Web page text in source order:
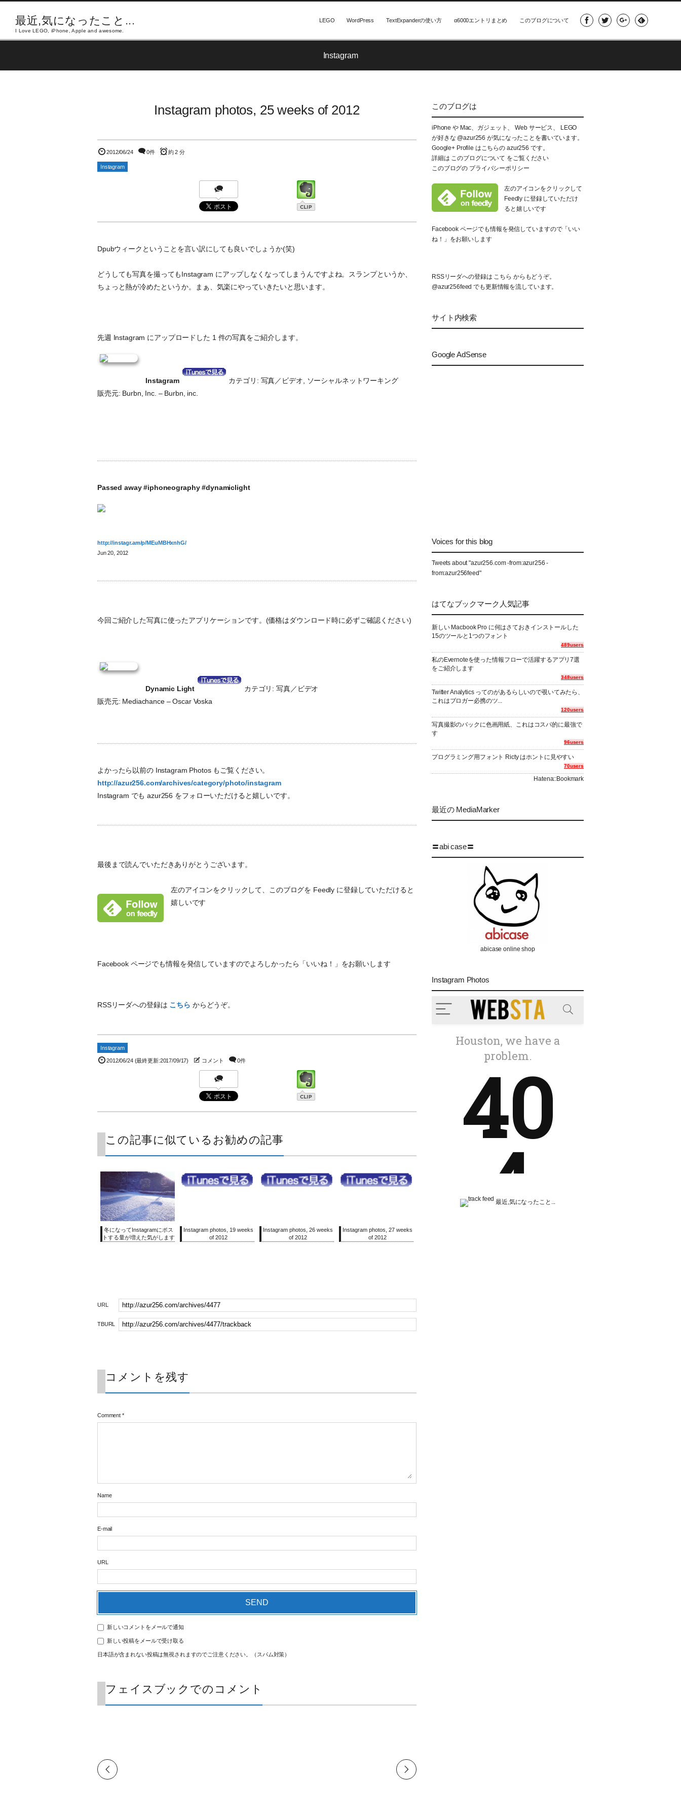
最近,気になったこと...
I Love LEGO, iPhone, Apple and awesome.
LEGO WordPress TextExpanderの使い方 α6000エントリまとめ このブログについて
Instagram
Instagram photos, 25 weeks of 2012
2012/06/24 0件 約 2 分
Instagram
Dpubウィークということを言い訳にしても良いでしょうか(笑)
どうしても写真を撮ってもInstagram にアップしなくなってしまうんですよね。スランプというか、
ちょっと熱が冷めたというか。まぁ、気楽にやっていきたいと思います。
先週 Instagram にアップロードした 1 件の写真をご紹介します。
Instagram
カテゴリ: 写真／ビデオ, ソーシャルネットワーキング
販売元: Burbn, Inc. – Burbn, inc.
Passed away #iphoneography #dynamiclight
http://instagr.am/p/MEuMBHxnhG/
Jun 20, 2012
今回ご紹介した写真に使ったアプリケーションです。(価格はダウンロード時に必ずご確認ください)
Dynamic Light
カテゴリ: 写真／ビデオ
販売元: Mediachance – Oscar Voska
よかったら以前の Instagram Photos もご覧ください。
http://azur256.com/archives/category/photo/instagram
Instagram でも azur256 をフォローいただけると嬉しいです。
最後まで読んでいただきありがとうございます。
左のアイコンをクリックして、このブログを Feedly に登録していただけると
嬉しいです
Facebook ページでも情報を発信していますのでよろしかったら「いいね！」をお願いします
RSSリーダへの登録は こちら からどうぞ。
Instagram
2012/06/24(最終更新:2017/09/17) コメント 0件
この記事に似ているお勧めの記事
冬になってInstagramにポス
トする量が増えた気がします
Instagram photos, 19 weeks
of 2012
Instagram photos, 26 weeks
of 2012
Instagram photos, 27 weeks
of 2012
URL
TBURL
コメントを残す
Comment *
Name
E-mail
URL
新しいコメントをメールで通知
新しい投稿をメールで受け取る
日本語が含まれない投稿は無視されますのでご注意ください。（スパム対策）
フェイスブックでのコメント
このブログは
iPhone や Mac、ガジェット、 Web サービス、 LEGO
が好きな @azur256 が気になったことを書いています。
Google+ Profile はこちらの azur256 です。
詳細は このブログについて をご覧ください
このブログの プライバシーポリシー
左のアイコンをクリックして
Feedly に登録していただけ
ると嬉しいです
Facebook ページでも情報を発信していますので「いい
ね！」をお願いします
RSSリーダへの登録は こちら からもどうぞ。
@azur256feed でも更新情報を流しています。
サイト内検索
Google AdSense
Voices for this blog
Tweets about "azur256.com -from:azur256 -
from:azur256feed"
はてなブックマーク人気記事
新しい Macbook Pro に何はさておきインストールした
15のツールと1つのフォント
489users
私のEvernoteを使った情報フローで活躍するアプリ7選
をご紹介します
348users
Twitter Analytics ってのがあるらしいので覗いてみたら、
これはブロガー必携のツ...
120users
写真撮影のバックに色画用紙、これはコスパ的に最強で
す
96users
プログラミング用フォント Ricty はホントに見やすい
70users
Hatena::Bookmark
最近の MediaMarker
〓abi case〓
abicase online shop
Instagram Photos
最近,気になったこと...